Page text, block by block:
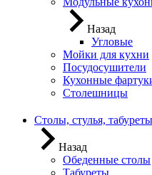
Назад
Угловые
Мойки для кухни
Посудосушители
Кухонные
Столешницы
Столы, стулья, табуреты
Назад
Обеденные столы
Табуреты